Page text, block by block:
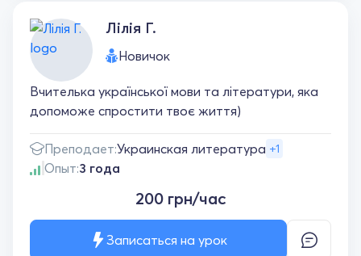
Лілія Г.
Новичок
Вчителька української мови та літератури, яка
допоможе спростити твоє життя)
Преподает:Украинская литература +1
Опыт:3 года
200 грн/час
Записаться на урок